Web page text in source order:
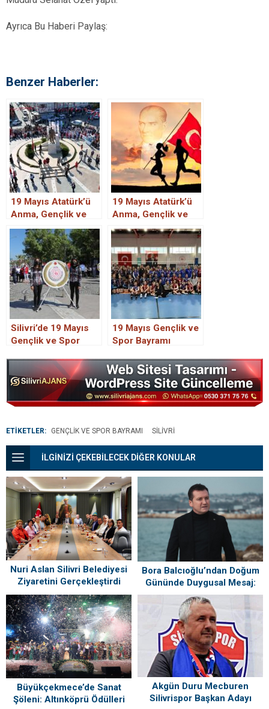
Ayrıca Bu Haberi Paylaş:
Benzer Haberler:
19 Mayıs Atatürk’ü
Anma, Gençlik ve
Spor Bayramı
Silivri’de Kutlanıyor.
19 Mayıs Atatürk’ü
Anma, Gençlik ve
Spor Bayramımız
Kutlu Olsun!
Silivri’de 19 Mayıs
Gençlik ve Spor
töreni düzenlendi.
19 Mayıs Gençlik ve
Spor Bayramı
voleybol turnuvası
düzenlendi.
ETİKETLER: GENÇLIK VE SPOR BAYRAMI SILIVRI
İLGİNİZİ ÇEKEBİLECEK DİĞER KONULAR
Nuri Aslan Silivri Belediyesi
Ziyaretini Gerçekleştirdi
Bora Balcıoğlu’ndan Doğum
Gününde Duygusal Mesaj:
“Silivri’mi Çok Özlüyorum”
Büyükçekmece’de Sanat
Şöleni: Altınköprü Ödülleri
Akgün Duru Mecburen
Silivrispor Başkan Adayı